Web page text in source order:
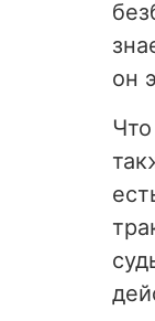
он